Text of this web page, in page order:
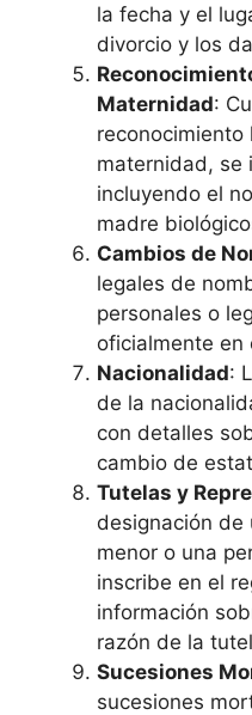
la fecha y el
divorcio y los
Maternidad:
maternidad, se
incluyendo el
madre
Cambios de
legales de
personales o
oficialmente en
Nacionalidad:
de la
con detalles
cambio de
Tutelas y
designación de
menor o una
inscribe en el
información
razón de la
Sucesiones
sucesiones